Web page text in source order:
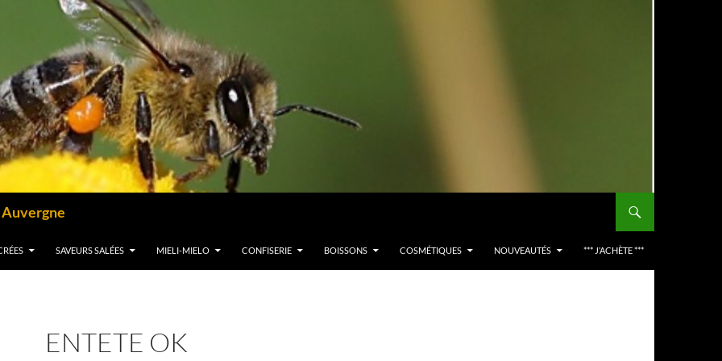
Auvergne
SAVEURS SALÉES MIELI-MIELO CONFISERIE BOISSONS COSMÉTIQUES NOUVEAUTÉS *** J’ACHÈTE ***
ENTETE OK